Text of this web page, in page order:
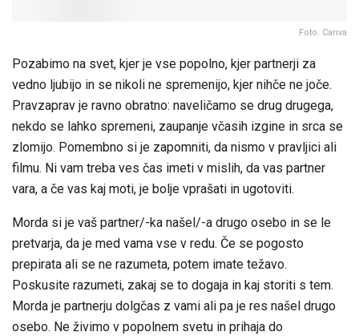
Foto: Canva
Pozabimo na svet, kjer je vse popolno, kjer partnerji za
vedno ljubijo in se nikoli ne spremenijo, kjer nihče ne joče.
Pravzaprav je ravno obratno: naveličamo se drug drugega,
nekdo se lahko spremeni, zaupanje včasih izgine in srca se
zlomijo. Pomembno si je zapomniti, da nismo v pravljici ali
filmu. Ni vam treba ves čas imeti v mislih, da vas partner
vara, a če vas kaj moti, je bolje vprašati in ugotoviti.
Morda si je vaš partner/-ka našel/-a drugo osebo in se le
pretvarja, da je med vama vse v redu. Če se pogosto
prepirata ali se ne razumeta, potem imate težavo.
Poskusite razumeti, zakaj se to dogaja in kaj storiti s tem.
Morda je partnerju dolgčas z vami ali pa je res našel drugo
osebo. Ne živimo v popolnem svetu in prihaja do